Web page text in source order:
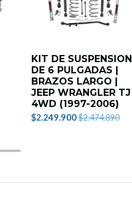
KIT DE SUSPENSION
DE 6 PULGADAS |
BRAZOS LARGO |
JEEP WRANGLER TJ
4WD (1997-2006)
$2.249.900$2.474.890